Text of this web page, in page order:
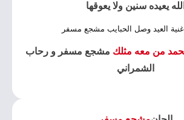
الله يعيده سنين ولا يعوقها
العيد وصل الحبايب مشجع مسفر
من معه مثلك مشجع مسفر و رحاب
الشمراني